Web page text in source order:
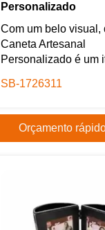
Personalizado
Com um belo visual,
Caneta Artesanal
Personalizado é um
SB-1726311
Orçamento